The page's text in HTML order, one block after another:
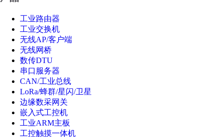
工业路由器
工业交换机
无线AP/客户端
无线网桥
数传DTU
串口服务器
CAN/工业总线
LoRa/蜂群/星闪/卫星
边缘数采网关
嵌入式工控机
工业ARM主板
工控触摸一体机